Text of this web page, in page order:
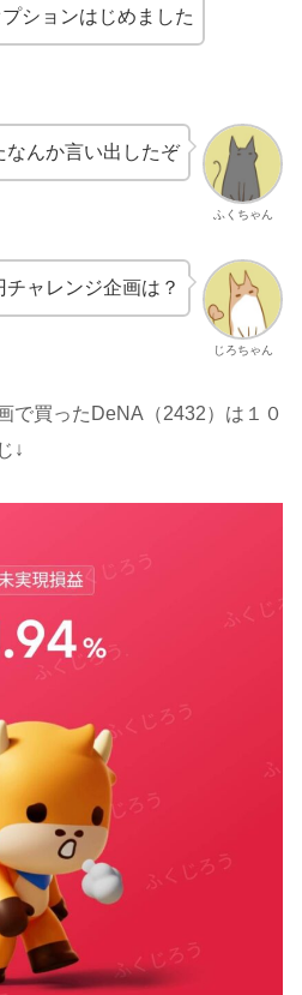
ションはじめました
ふくちゃん
なんか言い出したぞ
じろちゃん
チャレンジ企画は？
で買ったDeNA（2432）は１０
↓